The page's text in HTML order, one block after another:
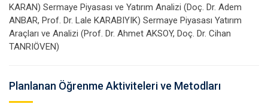
KARAN) Sermaye Piyasası ve Yatırım Analizi (Doç. Dr. Adem
ANBAR, Prof. Dr. Lale KARABIYIK) Sermaye Piyasası Yatırım
Araçları ve Analizi (Prof. Dr. Ahmet AKSOY, Doç. Dr. Cihan
TANRIÖVEN)
Planlanan Öğrenme Aktiviteleri ve Metodları